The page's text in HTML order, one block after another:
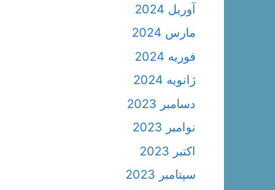
آوریل 2024
مارس 2024
فوریه 2024
ژانویه 2024
دسامبر 2023
نوامبر 2023
اکتبر 2023
سپتامبر 2023